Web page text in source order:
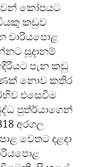
කෝපයට
කඩුව
වාරියපොළ
සූදානම්
පැන කඩු
නොව කතිර
එසෙවීම
පුත්ර්යාගෙන්
අරගල
වෙතට දළදා